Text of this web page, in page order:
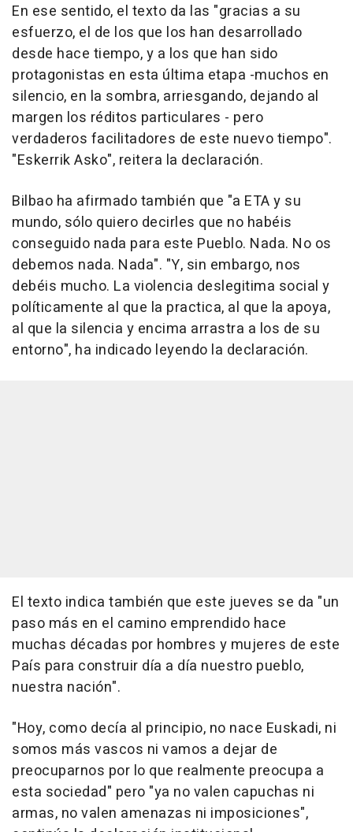
En ese sentido, el texto da las "gracias a su
esfuerzo, el de los que los han desarrollado
desde hace tiempo, y a los que han sido
protagonistas en esta última etapa -muchos en
silencio, en la sombra, arriesgando, dejando al
margen los réditos particulares - pero
verdaderos facilitadores de este nuevo tiempo".
"Eskerrik Asko", reitera la declaración.
Bilbao ha afirmado también que "a ETA y su
mundo, sólo quiero decirles que no habéis
conseguido nada para este Pueblo. Nada. No os
debemos nada. Nada". "Y, sin embargo, nos
debéis mucho. La violencia deslegitima social y
políticamente al que la practica, al que la apoya,
al que la silencia y encima arrastra a los de su
entorno", ha indicado leyendo la declaración.
El texto indica también que este jueves se da "un
paso más en el camino emprendido hace
muchas décadas por hombres y mujeres de este
País para construir día a día nuestro pueblo,
nuestra nación".
"Hoy, como decía al principio, no nace Euskadi, ni
somos más vascos ni vamos a dejar de
preocuparnos por lo que realmente preocupa a
esta sociedad" pero "ya no valen capuchas ni
armas, no valen amenazas ni imposiciones",